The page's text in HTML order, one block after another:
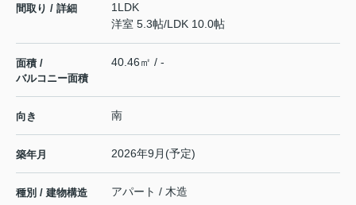
間取り / 詳細
1LDK
洋室 5.3帖/LDK 10.0帖
面積 /
バルコニー面積
40.46㎡ / -
向き 南
築年月 2026年9月(予定)
種別 / 建物構造 アパート / 木造